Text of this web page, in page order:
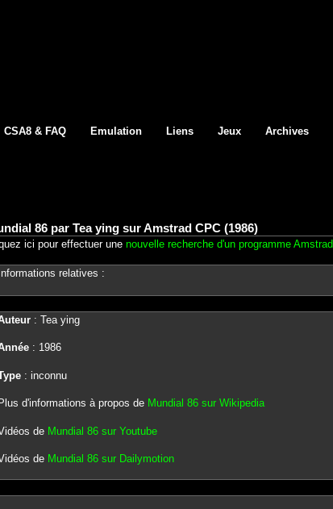
CSA8 & FAQ Emulation Liens Jeux Archives
86 par Tea ying sur Amstrad CPC (1986)
ici pour effectuer une nouvelle recherche d'un programme Amstrad
relatives :
: Tea ying
: 1986
: inconnu
Plus d'informations à propos de Mundial 86 sur Wikipedia
de Mundial 86 sur Youtube
de Mundial 86 sur Dailymotion